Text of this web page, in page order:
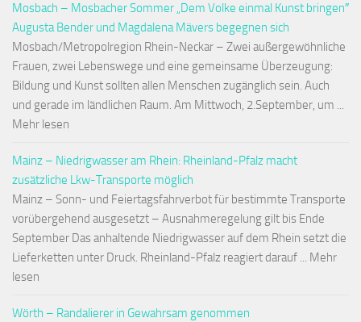
Mosbach – Mosbacher Sommer „Dem Volke einmal Kunst bringen″
Augusta Bender und Magdalena Mävers begegnen sich
Mosbach/Metropolregion Rhein-Neckar – Zwei außergewöhnliche
Frauen, zwei Lebenswege und eine gemeinsame Überzeugung:
Bildung und Kunst sollten allen Menschen zugänglich sein. Auch
und gerade im ländlichen Raum. Am Mittwoch, 2.September, um ...
Mehr lesen
Mainz – Niedrigwasser am Rhein: Rheinland-Pfalz macht
zusätzliche Lkw-Transporte möglich
Mainz – Sonn- und Feiertagsfahrverbot für bestimmte Transporte
vorübergehend ausgesetzt – Ausnahmeregelung gilt bis Ende
September Das anhaltende Niedrigwasser auf dem Rhein setzt die
Lieferketten unter Druck. Rheinland-Pfalz reagiert darauf ... Mehr
lesen
Wörth – Randalierer in Gewahrsam genommen